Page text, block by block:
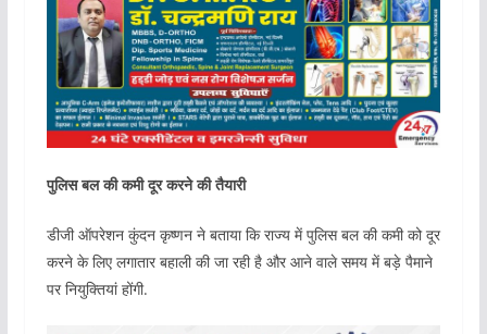
पुलिस बल की कमी दूर करने की तैयारी
डीजी ऑपरेशन कुंदन कृष्णन ने बताया कि राज्य में पुलिस बल की कमी को दूर
करने के लिए लगातार बहाली की जा रही है और आने वाले समय में बड़े पैमाने
पर नियुक्तियां होंगी.